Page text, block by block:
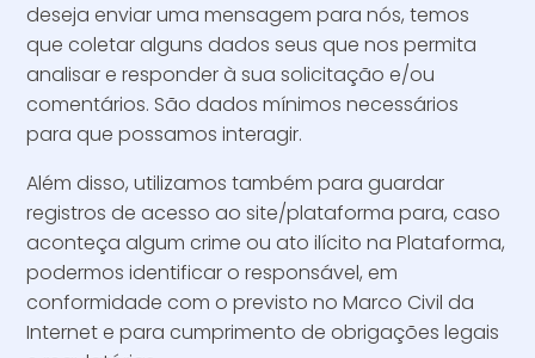
deseja enviar uma mensagem para nós, temos
que coletar alguns dados seus que nos permita
analisar e responder à sua solicitação e/ou
comentários. São dados mínimos necessários
para que possamos interagir.
Além disso, utilizamos também para guardar
registros de acesso ao site/plataforma para, caso
aconteça algum crime ou ato ilícito na Plataforma,
podermos identificar o responsável, em
conformidade com o previsto no Marco Civil da
Internet e para cumprimento de obrigações legais